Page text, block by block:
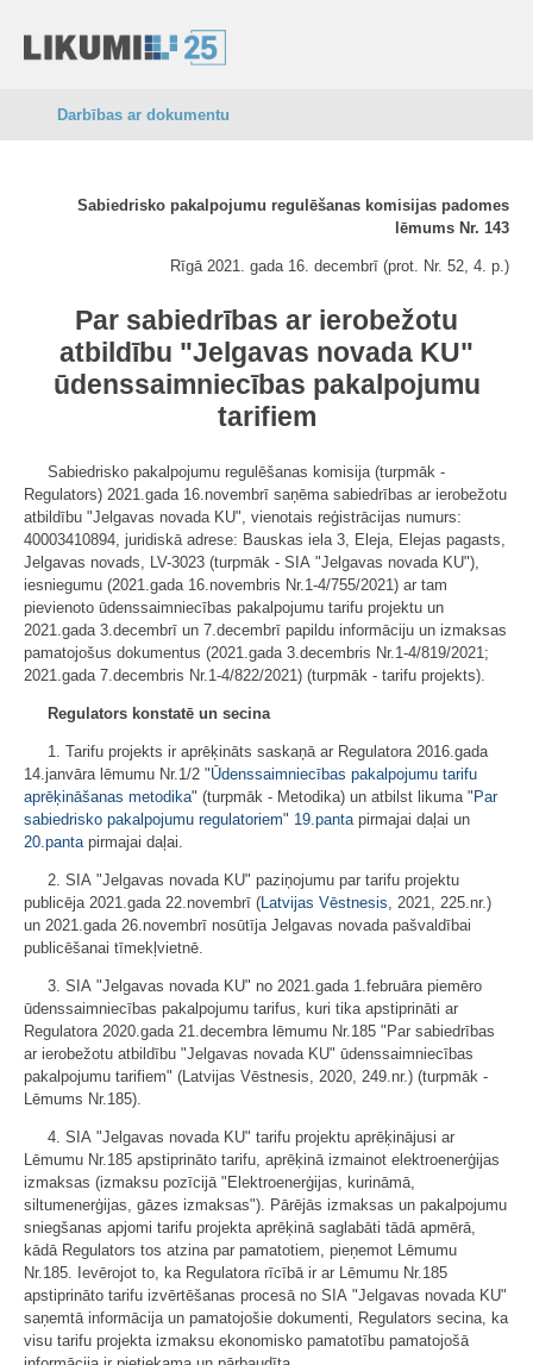
Darbības ar dokumentu
Sabiedrisko pakalpojumu regulēšanas komisijas padomes
lēmums Nr. 143
Rīgā 2021. gada 16. decembrī (prot. Nr. 52, 4. p.)
Par sabiedrības ar ierobežotu
atbildību "Jelgavas novada KU"
ūdenssaimniecības pakalpojumu
tarifiem
Sabiedrisko pakalpojumu regulēšanas komisija (turpmāk -
Regulators) 2021.gada 16.novembrī saņēma sabiedrības ar ierobežotu
atbildību "Jelgavas novada KU", vienotais reģistrācijas numurs:
40003410894, juridiskā adrese: Bauskas iela 3, Eleja, Elejas pagasts,
Jelgavas novads, LV-3023 (turpmāk - SIA "Jelgavas novada KU"),
iesniegumu (2021.gada 16.novembris Nr.1-4/755/2021) ar tam
pievienoto ūdenssaimniecības pakalpojumu tarifu projektu un
2021.gada 3.decembrī un 7.decembrī papildu informāciju un izmaksas
pamatojošus dokumentus (2021.gada 3.decembris Nr.1-4/819/2021;
2021.gada 7.decembris Nr.1-4/822/2021) (turpmāk - tarifu projekts).
Regulators konstatē un secina
1. Tarifu projekts ir aprēķināts saskaņā ar Regulatora 2016.gada
14.janvāra lēmumu Nr.1/2 "Ūdenssaimniecības pakalpojumu tarifu
aprēķināšanas metodika" (turpmāk - Metodika) un atbilst likuma " Par
sabiedrisko pakalpojumu regulatoriem" 19.pantapirmajai daļai un
20.pantapirmajai daļai.
2. SIA "Jelgavas novada KU" paziņojumu par tarifu projektu
publicēja 2021.gada 22.novembrī (Latvijas Vēstnesis, 2021, 225.nr.)
un 2021.gada 26.novembrī nosūtīja Jelgavas novada pašvaldībai
publicēšanai tīmekļvietnē.
3. SIA "Jelgavas novada KU" no 2021.gada 1.februāra piemēro
ūdenssaimniecības pakalpojumu tarifus, kuri tika apstiprināti ar
Regulatora 2020.gada 21.decembra lēmumu Nr.185 "Par sabiedrības
ar ierobežotu atbildību "Jelgavas novada KU" ūdenssaimniecības
pakalpojumu tarifiem" (Latvijas Vēstnesis, 2020, 249.nr.) (turpmāk -
Lēmums Nr.185).
4. SIA "Jelgavas novada KU" tarifu projektu aprēķinājusi ar
Lēmumu Nr.185 apstiprināto tarifu, aprēķinā izmainot elektroenerģijas
izmaksas (izmaksu pozīcijā "Elektroenerģijas, kurināmā,
siltumenerģijas, gāzes izmaksas"). Pārējās izmaksas un pakalpojumu
sniegšanas apjomi tarifu projekta aprēķinā saglabāti tādā apmērā,
kādā Regulators tos atzina par pamatotiem, pieņemot Lēmumu
Nr.185. Ievērojot to, ka Regulatora rīcībā ir ar Lēmumu Nr.185
apstiprināto tarifu izvērtēšanas procesā no SIA "Jelgavas novada KU"
saņemtā informācija un pamatojošie dokumenti, Regulators secina, ka
visu tarifu projekta izmaksu ekonomisko pamatotību pamatojošā